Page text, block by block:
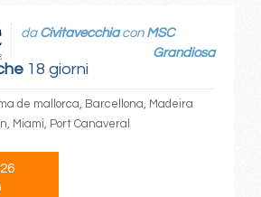
18 giorni
da Civitavecchiacon MSC
Grandiosa
de mallorca, Barcellona, Madeira
Miami, Port Canaveral